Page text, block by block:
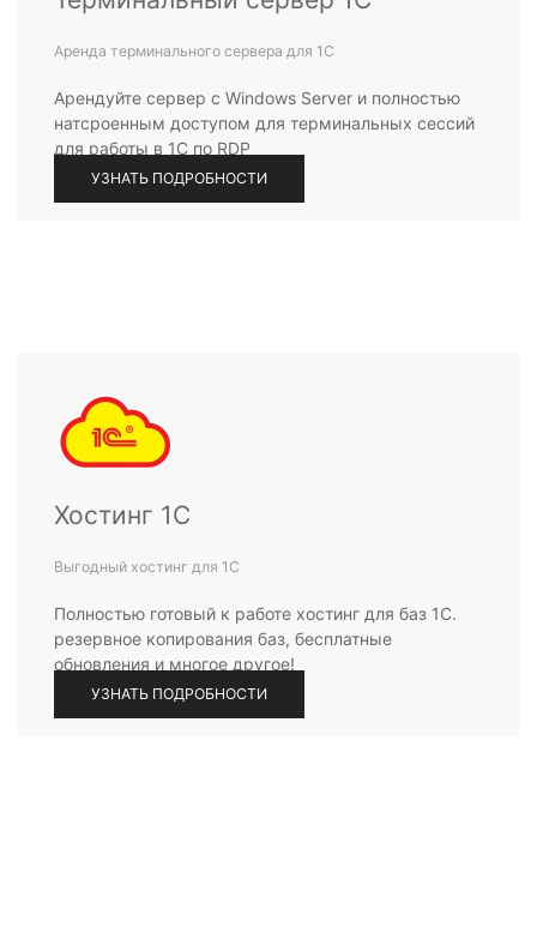
Аренда терминального сервера для 1С
Арендуйте сервер с Windows Server и полностью
натсроенным доступом для терминальных сессий
для работы в 1С по RDP
УЗНАТЬ ПОДРОБНОСТИ
Хостинг 1С
Выгодный хостинг для 1С
Полностью готовый к работе хостинг для баз 1С.
резервное копирования баз, бесплатные
обновления и многое другое!
УЗНАТЬ ПОДРОБНОСТИ